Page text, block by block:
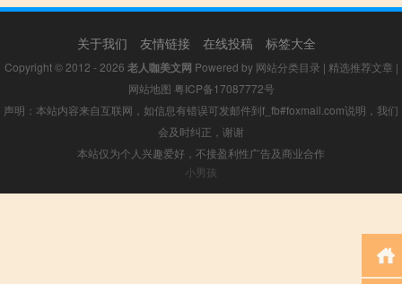
关于我们 友情链接 在线投稿 标签大全
Copyright © 2012 - 2026 老人咖美文网 Powered by 网站分类目录 | 精选推荐文章 |
网站地图 粤ICP备17087772号
声明：本站内容来自互联网，如信息有错误可发邮件到f_fb#foxmail.com说明，我们
会及时纠正，谢谢
本站仅为个人兴趣爱好，不接盈利性广告及商业合作
小男孩